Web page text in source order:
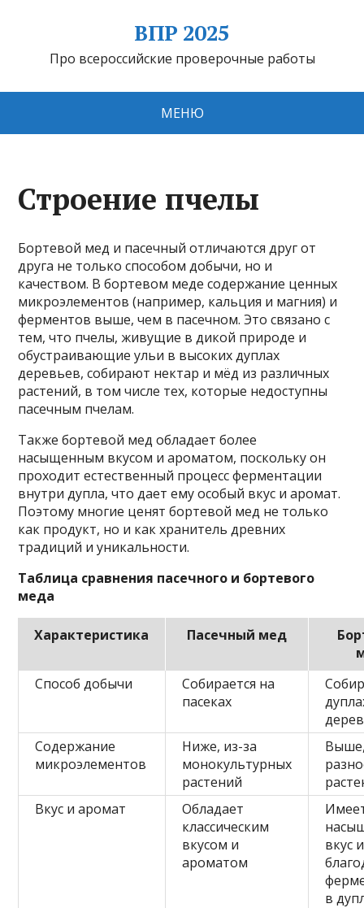
ВПР 2025
Про всероссийские проверочные работы
МЕНЮ
Строение пчелы
Бортевой мед и пасечный отличаются друг от
друга не только способом добычи, но и
качеством. В бортевом меде содержание ценных
микроэлементов (например, кальция и магния) и
ферментов выше, чем в пасечном. Это связано с
тем, что пчелы, живущие в дикой природе и
обустраивающие ульи в высоких дуплах
деревьев, собирают нектар и мёд из различных
растений, в том числе тех, которые недоступны
пасечным пчелам.
Также бортевой мед обладает более
насыщенным вкусом и ароматом, поскольку он
проходит естественный процесс ферментации
внутри дупла, что дает ему особый вкус и аромат.
Поэтому многие ценят бортевой мед не только
как продукт, но и как хранитель древних
традиций и уникальности.
Таблица сравнения пасечного и бортевого
меда
Характеристика Пасечный мед
Способ добычи
Собирается на
пасеках
Содержание
микроэлементов
Ниже, из-за
монокультурных
растений
Вкус и аромат
Обладает
классическим
вкусом и
ароматом
вкус
в